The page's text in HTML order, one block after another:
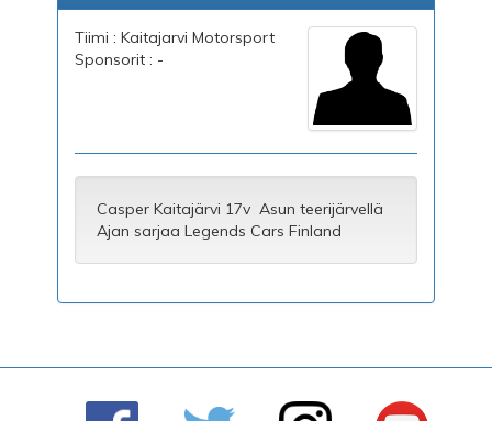
Tiimi : Kaitajarvi Motorsport
Sponsorit : -
Casper Kaitajärvi 17v Asun teerijärvellä
Ajan sarjaa Legends Cars Finland